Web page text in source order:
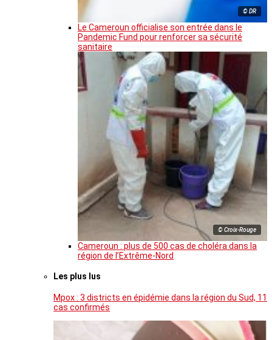
© DR
Le Cameroun officialise son entrée dans le
Pandemic Fund pour renforcer sa sécurité
sanitaire
© Croix-Rouge
Cameroun : plus de 500 cas de choléra dans la
région de l’Extrême-Nord
Les plus lus
Mpox : 3 districts en épidémie dans la région du Sud, 11
cas confirmés